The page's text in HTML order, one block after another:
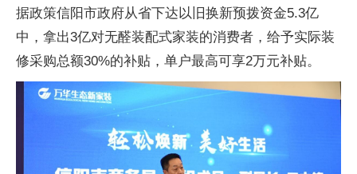
据政策信阳市政府从省下达以旧换新预拨资金5.3亿
中，拿出3亿对无醛装配式家装的消费者，给予实际装
修采购总额30%的补贴，单户最高可享2万元补贴。